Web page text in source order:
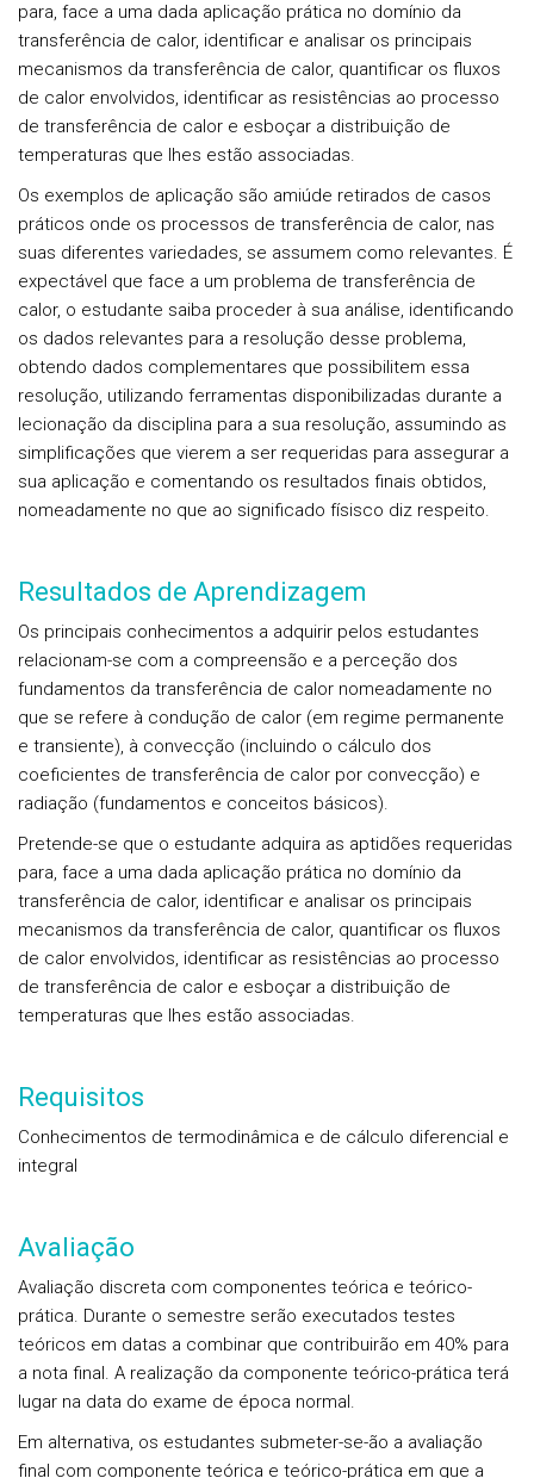
para, face a uma dada aplicação prática no domínio da
transferência de calor, identificar e analisar os principais
mecanismos da transferência de calor, quantificar os fluxos
de calor envolvidos, identificar as resistências ao processo
de transferência de calor e esboçar a distribuição de
temperaturas que lhes estão associadas.
Os exemplos de aplicação são amiúde retirados de casos
práticos onde os processos de transferência de calor, nas
suas diferentes variedades, se assumem como relevantes. É
expectável que face a um problema de transferência de
calor, o estudante saiba proceder à sua análise, identificando
os dados relevantes para a resolução desse problema,
obtendo dados complementares que possibilitem essa
resolução, utilizando ferramentas disponibilizadas durante a
lecionação da disciplina para a sua resolução, assumindo as
simplificações que vierem a ser requeridas para assegurar a
sua aplicação e comentando os resultados finais obtidos,
nomeadamente no que ao significado físisco diz respeito.
Resultados de Aprendizagem
Os principais conhecimentos a adquirir pelos estudantes
relacionam-se com a compreensão e a perceção dos
fundamentos da transferência de calor nomeadamente no
que se refere à condução de calor (em regime permanente
e transiente), à convecção (incluindo o cálculo dos
coeficientes de transferência de calor por convecção) e
radiação (fundamentos e conceitos básicos).
Pretende-se que o estudante adquira as aptidões requeridas
para, face a uma dada aplicação prática no domínio da
transferência de calor, identificar e analisar os principais
mecanismos da transferência de calor, quantificar os fluxos
de calor envolvidos, identificar as resistências ao processo
de transferência de calor e esboçar a distribuição de
temperaturas que lhes estão associadas.
Requisitos
Conhecimentos de termodinâmica e de cálculo diferencial e
integral
Avaliação
Avaliação discreta com componentes teórica e teórico-
prática. Durante o semestre serão executados testes
teóricos em datas a combinar que contribuirão em 40% para
a nota final. A realização da componente teórico-prática terá
lugar na data do exame de época normal.
Em alternativa, os estudantes submeter-se-ão a avaliação
final com componente teórica e teórico-prática em que a